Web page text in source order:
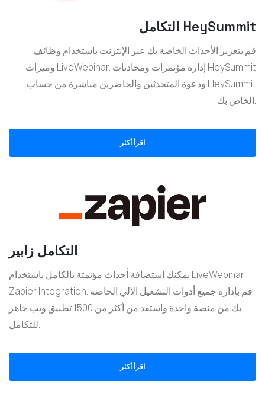
التكامل HeySummit
قم بتعزيز الأحداث الخاصة بك عبر الإنترنت باستخدام وظائف
وميزات LiveWebinar. إدارة مؤتمرات ومحادثات HeySummit
ودعوة المتحدثين والحاضرين مباشرة من حساب HeySummit
الخاص بك.
اقرأ أكثر
التكامل زابير
يمكنك استضافة أحداث مؤتمتة بالكامل باستخدام LiveWebinar
Zapier Integration. قم بإدارة جميع أدوات التشغيل الآلي الخاصة
بك من منصة واحدة واستفد من أكثر من 1500 تطبيق ويب جاهز
للتكامل.
اقرأ أكثر